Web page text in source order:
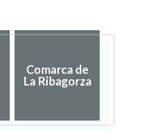
Comarca de
La Ribagorza